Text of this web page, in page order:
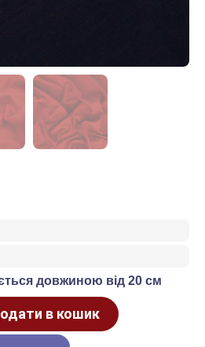
довжиною від 20 см
в кошик